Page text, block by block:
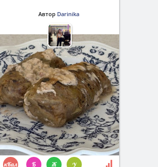
Автор Darinika